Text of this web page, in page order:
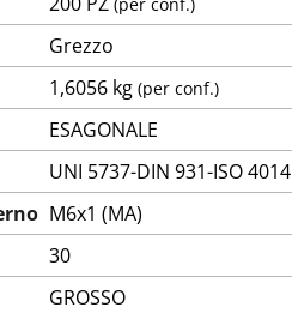
(per conf.)
Grezzo
1,6056 kg (per conf.)
ESAGONALE
UNI 5737-DIN 931-ISO 4014
M6x1 (MA)
30
GROSSO